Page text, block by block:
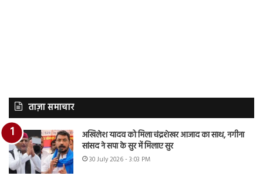
ताज़ा समाचार
अखिलेश यादव को मिला चंद्रशेखर आजाद का साथ, नगीना
सांसद ने सपा के सुर में मिलाए सुर
30 July 2026 - 3:03 PM